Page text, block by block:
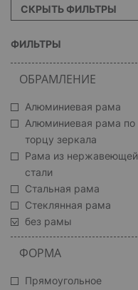
СКРЫТЬ ФИЛЬТРЫ
ФИЛЬТРЫ
ОБРАМЛЕНИЕ
Алюминиевая рама
Алюминиевая рама по
торцу зеркала
Рама из нержавеющей
стали
Стальная рама
Стеклянная рама
без рамы
ФОРМА
Прямоугольное